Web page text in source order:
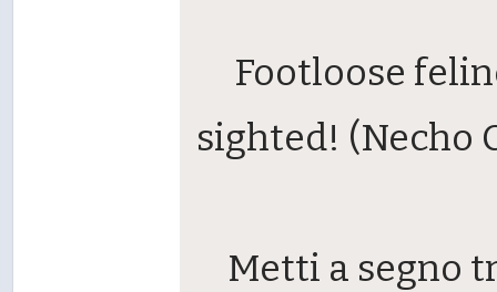
Footloose
sighted! (Necho
Metti a segno